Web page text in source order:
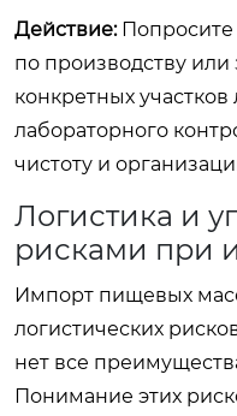
Действие:Попросите
по производству или
конкретных
лабораторного
чистоту и
Логистика и
рисками при
Импорт пищевых
логистических
нет все
Понимание этих